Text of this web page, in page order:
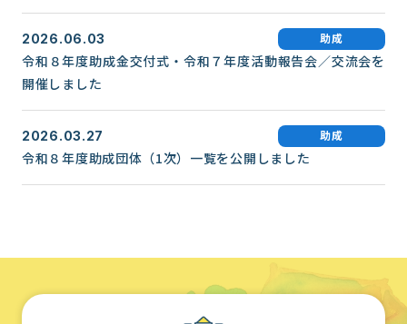
2026.06.03 助成
令和８年度助成金交付式・令和７年度活動報告会／交流会を
開催しました
2026.03.27 助成
令和８年度助成団体（1次）一覧を公開しました